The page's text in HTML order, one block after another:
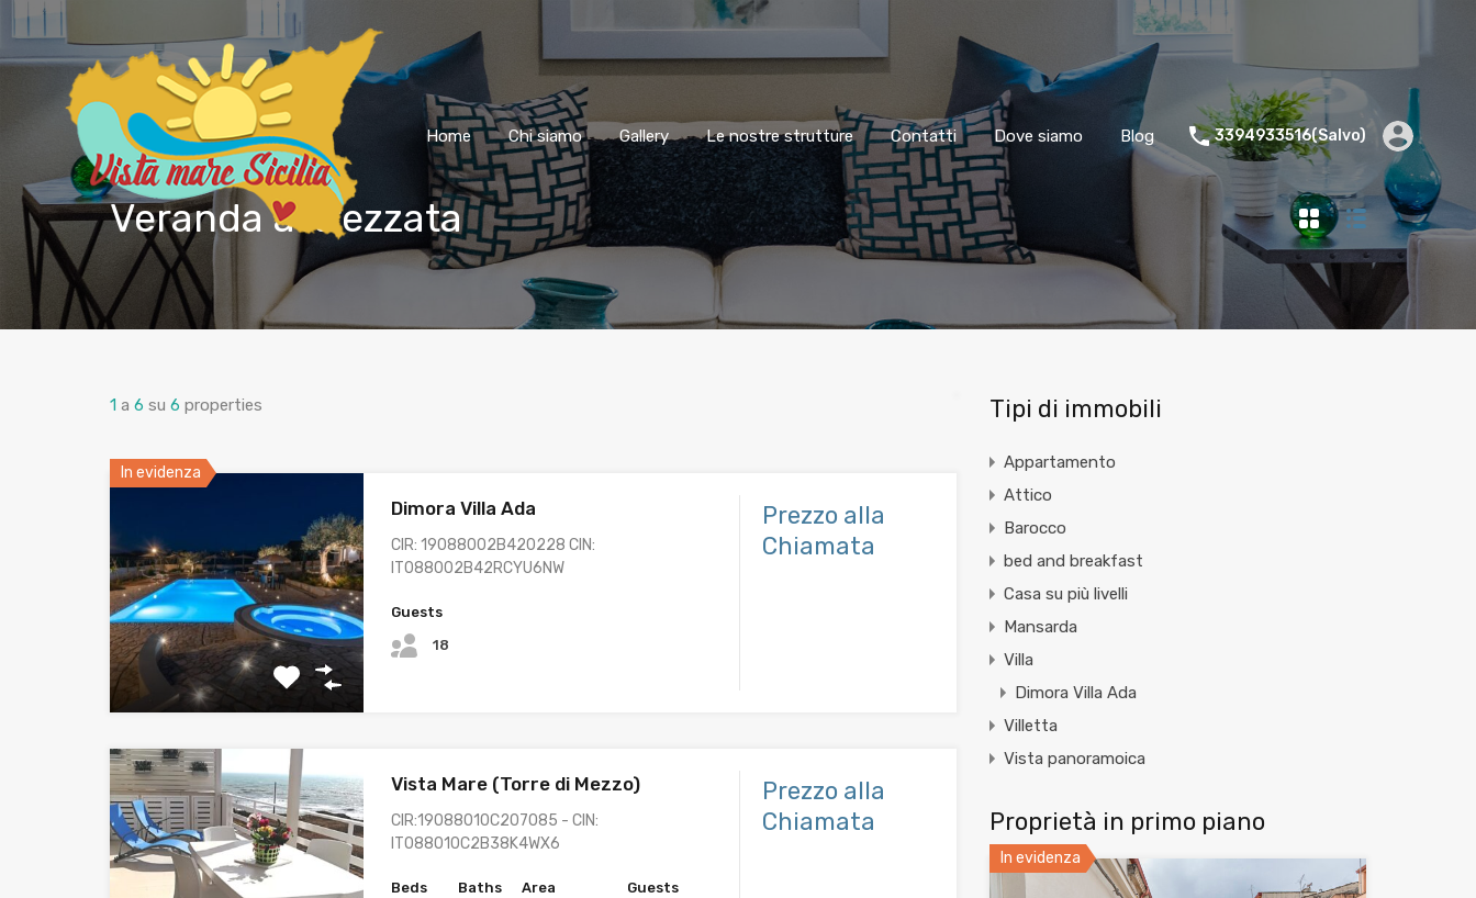
Home Chi siamo Gallery Le nostre strutture Contatti Dove siamo Blog 3394933516(Salvo)
Veranda attrezzata
1 a 6 su 6 properties
In evidenza
Dimora Villa Ada
CIR: 19088002B420228 CIN:
IT088002B42RCYU6NW
Guests
18
Prezzo alla
Chiamata
Vista Mare (Torre di Mezzo)
CIR:19088010C207085 - CIN:
IT088010C2B38K4WX6
Beds Baths Area
Guests
Prezzo alla
Chiamata
Tipi di immobili
Appartamento
Attico
Barocco
bed and breakfast
Casa su più livelli
Mansarda
Villa
Dimora Villa Ada
Villetta
Vista panoramoica
Proprietà in primo piano
In evidenza